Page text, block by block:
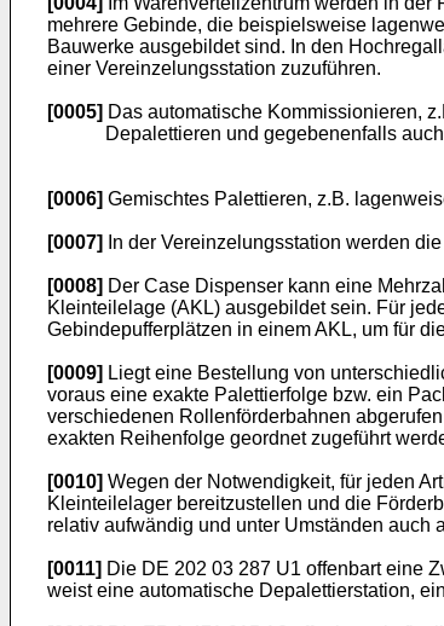
mehrere Gebinde, die beispielsweise
Bauwerke ausgebildet sind. In den
einer Vereinzelungsstation zuzuführen.
[0005] Das automatische Kommissionieren,
Depalettieren und gegebenenfalls
[0006] Gemischtes Palettieren, z.B.
[0007] In der Vereinzelungsstation werden
[0008] Der Case Dispenser kann eine
Kleinteilelage (AKL) ausgebildet sein. Für
Gebindepufferplätzen in einem AKL, um für
[0009] Liegt eine Bestellung von
voraus eine exakte Palettierfolge bzw. ein
verschiedenen Rollenförderbahnen
exakten Reihenfolge geordnet zugeführt
[0010] Wegen der Notwendigkeit, für jeden
Kleinteilelager bereitzustellen und die
relativ aufwändig und unter Umständen auch
[0011] Die DE 202 03 287 U1 offenbart eine
weist eine automatische Depalettierstation,